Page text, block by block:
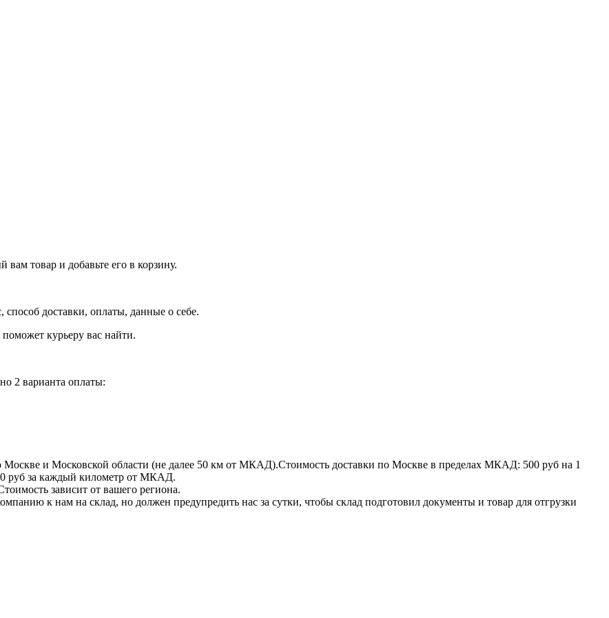
товар и добавьте его в корзину.
доставки, оплаты, данные о себе.
курьеру вас найти.
2 варианта оплаты:
Москве и Московской области (не далее 50 км от МКАД).Стоимость доставки по Москве в пределах МКАД: 500 руб на 1
руб за каждый километр от МКАД.
зависит от вашего региона.
к нам на склад, но должен предупредить нас за сутки, чтобы склад подготовил документы и товар для отгрузки